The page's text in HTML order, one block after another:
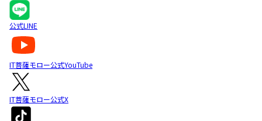
公式LINE
IT菩薩モロー公式YouTube
IT菩薩モロー公式X